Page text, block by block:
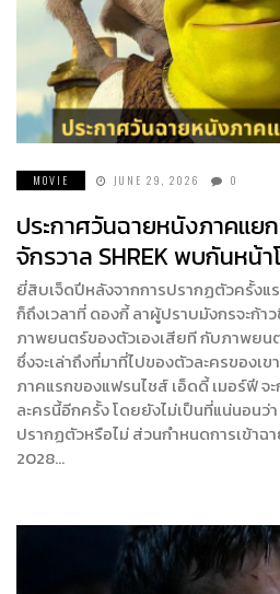
MOVIE JUNE 29, 2026 0
ประกาศวันฉายหนังภาคแยก
จักรวาล SHREK พบกันหน้
ยี่สิบเจ็ดปีหลังจากการปรากฏตัวครั้งแ
ก็ถึงเวลาที่ ดองกี้ ลาผู้ปราบมังกรจะก้า
ภาพยนตร์ของตัวเองเสียที กับภาพยน
ซึ่งจะเล่าถึงที่มาที่ไปของตัวละครของ
ภาคแรกของแฟรนไชส์ เอ็ดดี้ เมอร์ฟี จ
ละครนี้อีกครั้ง โดยยังไม่เป็นที่แน่นอนว่
ปรากฏตัวหรือไม่ ส่วนกำหนดการเข้าฉ
2028…